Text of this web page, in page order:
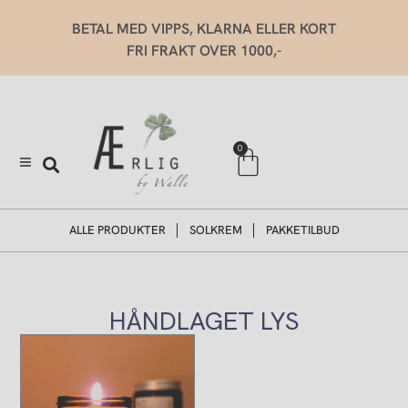
innholdet
BETAL MED VIPPS, KLARNA ELLER KORT
FRI FRAKT OVER 1000,-
0
Handlekurv
ALLE PRODUKTER SOLKREM PAKKETILBUD
HÅNDLAGET LYS